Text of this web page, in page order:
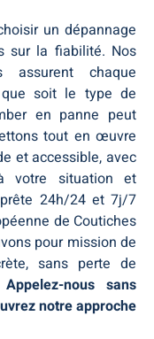
un dépannage
sur la fiabilité. Nos
assurent chaque
que soit le type de
en panne peut
tout en œuvre
et accessible, avec
votre situation et
24h/24 et 7j/7
de Coutiches
pour mission de
sans perte de
Appelez-nous sans
notre approche